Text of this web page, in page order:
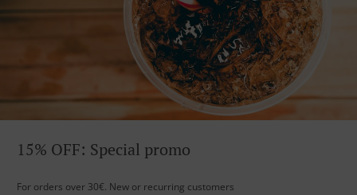
15% OFF: Special promo
For orders over 30€. New or recurring customers